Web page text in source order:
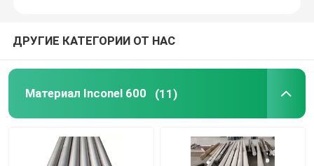
Петля для тяжелого режима работы
ДРУГИЕ КАТЕГОРИИ ОТ НАС
Материал Inconel 600 (11)